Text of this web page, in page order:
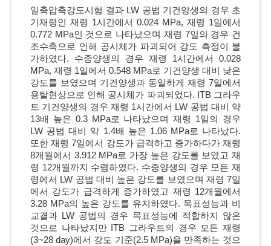
일축압축강도시험 결과 LW 공법 기건양생의 경우 초
기재령인 재령 1시간에서 0.024 MPa, 재령 1일에서
0.772 MPa인 것으로 나타났으며 재령 7일의 경우 건
조수축으로 인해 공시체가 파괴되어 강도 측정이 불
가하였다. 수중양생의 경우 재령 1시간에서 0.028
MPa, 재령 1일에서 0.548 MPa로 기건양생 대비 낮은
강도를 보였으며 기건양생과 동일하게 재령 7일에서
용탈현상으로 인해 공시체가 파괴되었다. ITB 그라우
트 기건양생의 경우 재령 1시간에서 LW 공법 대비 약
13배 높은 0.3 MPa로 나타났으며 재령 1일의 경우
LW 공법 대비 약 1.4배 높은 1.06 MPa로 나타났다.
또한 재령 7일에서 강도가 급격하고 증가하다가 재령
8개월에서 3.912 MPa로 가장 높은 강도를 보였고 재
령 12개월까지 수렴하였다. 수중양생의 경우 모든 재
령에서 LW 공법 대비 높은 강도를 보였으며 재령 7일
에서 강도가 급격하게 증가하였고 재령 12개월에서
3.28 MPa의 높은 강도를 유지하였다. 목표성능과 비
교결과 LW 공법의 경우 목표성능에 적합하지 않은
것으로 나타났지만 ITB 그라우트의 경우 모든 재령
(3~28 day)에서 강도 기준(2.5 MPa)을 만족하는 것으